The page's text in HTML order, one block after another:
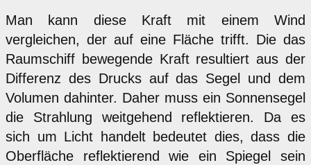
Man kann diese Kraft mit einem Wind
vergleichen, der auf eine Fläche trifft. Die das
Raumschiff bewegende Kraft resultiert aus der
Differenz des Drucks auf das Segel und dem
Volumen dahinter. Daher muss ein Sonnensegel
die Strahlung weitgehend reflektieren. Da es
sich um Licht handelt bedeutet dies, dass die
Oberfläche reflektierend wie ein Spiegel sein